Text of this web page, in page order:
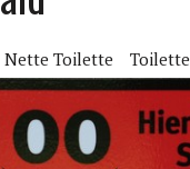
Nette Toilette Toilette